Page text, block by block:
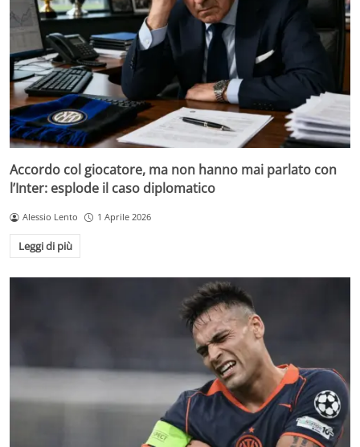
Accordo col giocatore, ma non hanno mai parlato con
l’Inter: esplode il caso diplomatico
Alessio Lento 1 Aprile 2026
Leggi di più